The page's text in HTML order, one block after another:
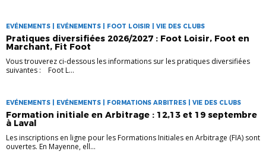
EVÉNEMENTS | EVÉNEMENTS | FOOT LOISIR | VIE DES CLUBS
Pratiques diversifiées 2026/2027 : Foot Loisir, Foot en
Marchant, Fit Foot
Vous trouverez ci-dessous les informations sur les pratiques diversifiées
suivantes : Foot L...
EVÉNEMENTS | EVÉNEMENTS | FORMATIONS ARBITRES | VIE DES CLUBS
Formation initiale en Arbitrage : 12,13 et 19 septembre
à Laval
Les inscriptions en ligne pour les Formations Initiales en Arbitrage (FIA) sont
ouvertes. En Mayenne, ell...